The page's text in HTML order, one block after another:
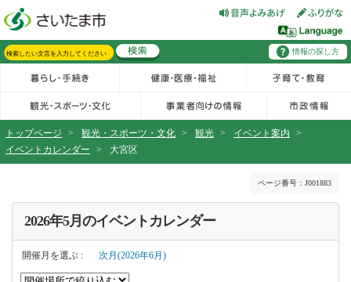
情報の探し方
トップページ > 観光・スポーツ・文化 > 観光 > イベント案内
>
イベントカレンダー
> 大宮区
ページ番号：J001883
2026年5月のイベントカレンダー
開催月を選ぶ : 次月(2026年6月)